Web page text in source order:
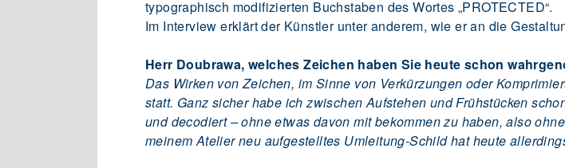
typographisch modifizierten Buchstaben des Wortes „PROTECTED“.
Im Interview erklärt der Künstler unter anderem, wie er an die
Herr Doubrawa, welches Zeichen haben Sie heute schon
Das Wirken von Zeichen, im Sinne von Verkürzungen oder
statt. Ganz sicher habe ich zwischen Aufstehen und Frühstücken
und decodiert – ohne etwas davon mit bekommen zu haben, also
meinem Atelier neu aufgestelltes Umleitung-Schild hat heute